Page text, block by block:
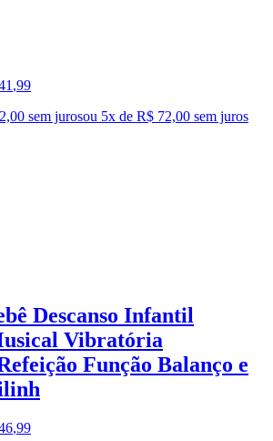
,99
sem jurosou 5x de R$ 72,00 sem juros
Descanso Infantil
Vibratória
Função Balanço e
,99